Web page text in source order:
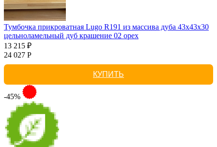
Тумбочка прикроватная Lugo R191 из массива дуба 43х43х30
цельноламельный дуб крашение 02 орех
13 215 ₽
24 027 Р
КУПИТЬ
-45%